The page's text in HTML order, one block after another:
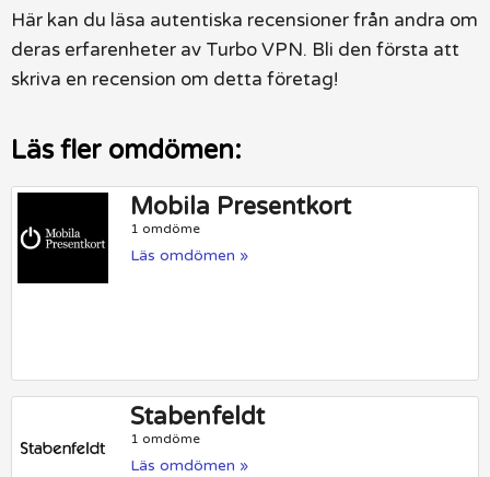
Här kan du läsa autentiska recensioner från andra om
deras erfarenheter av Turbo VPN. Bli den första att
skriva en recension om detta företag!
Läs fler omdömen:
Mobila Presentkort
1 omdöme
Läs omdömen »
Stabenfeldt
1 omdöme
Läs omdömen »